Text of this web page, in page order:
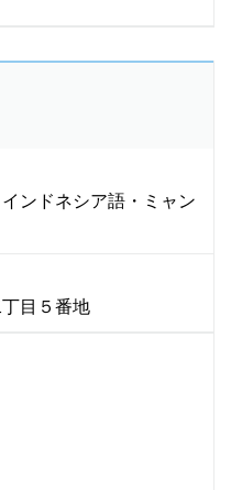
ンドネシア語・ミャン
目５番地